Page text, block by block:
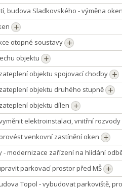
budova Sladkovského - výměna oken
otopné soustavy
objektu
objektu spojovací chodby
objektu druhého stupně
objektu dílen
elektroinstalaci, vnitřní
venkovní zastínění oken
- modernizace zařízení na hlídání
parkovací prostor před MŠ
Topol - vybudovat parkoviště,